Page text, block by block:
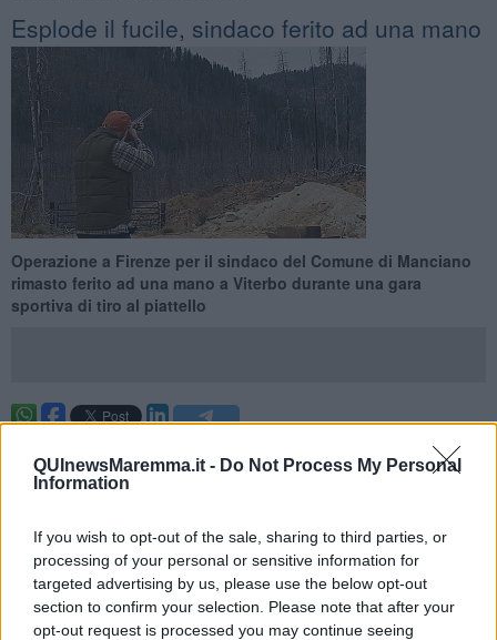
QUInewsMaremma.it - Do Not Process My Personal
Information
If you wish to opt-out of the sale, sharing to third parties, or
processing of your personal or sensitive information for
targeted advertising by us, please use the below opt-out
section to confirm your selection. Please note that after your
opt-out request is processed you may continue seeing
Esplode il fucile, sindaco ferito ad una mano
Operazione a Firenze per il sindaco del Comune di Manciano
rimasto ferito ad una mano a Viterbo durante una gara
sportiva di tiro al piattello
Brutto incidente per il sindaco del Comune di
Manciano che nella giornata di domenica 2 Aprile è rimasto ferito
alla mano durante una manifestazione sportiva di tiro al piattello in
Mirco Morini ha subito nella giornata di lunedì un intervento alla
mano a Firenze.